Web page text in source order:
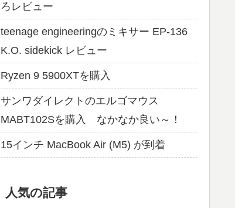
ろレビュー
teenage engineeringのミキサー EP-136
K.O. sidekick レビュー
Ryzen 9 5900XTを購入
サンワダイレクトのエルゴマウス
MABT102Sを購入 なかなか良い～！
15インチ MacBook Air (M5) が到着
人気の記事